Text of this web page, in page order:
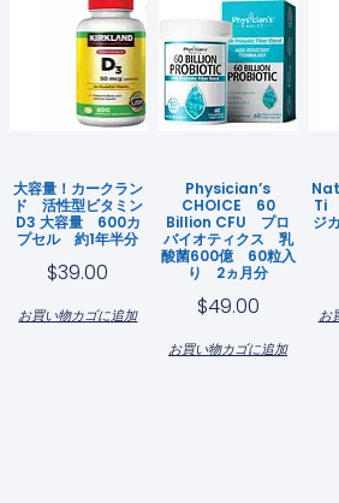
大容量！カークラン
ド 活性型ビタミン
D3 大容量 600カ
プセル 約1年半分
$39.00
お買い物カゴに追加
Physician’s
CHOICE 60
Billion CFU プロ
バイオティクス 乳
酸菌600億 60粒入
り 2ヵ月分
$49.00
お買い物カゴに追加
Ti
ジ
お